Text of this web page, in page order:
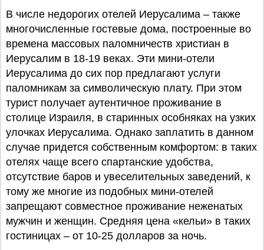
В числе недорогих отелей Иерусалима – также
многочисленные гостевые дома, построенные во
времена массовых паломничеств христиан в
Иерусалим в 18-19 веках. Эти мини-отели
Иерусалима до сих пор предлагают услуги
паломникам за символическую плату. При этом
турист получает аутентичное проживание в
столице Израиля, в старинных особняках на узких
улочках Иерусалима. Однако заплатить в данном
случае придется собственным комфортом: в таких
отелях чаще всего спартанские удобства,
отсутствие баров и увеселительных заведений, к
тому же многие из подобных мини-отелей
запрещают совместное проживание неженатых
мужчин и женщин. Средняя цена «кельи» в таких
гостиницах – от 10-25 долларов за ночь.